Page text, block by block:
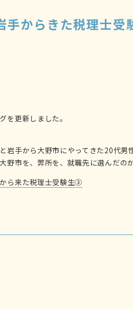
手からきた税理士受
を更新しました。
岩手から大野市にやってきた20代男
野市を、弊所を、就職先に選んだ
ら来た税理士受験生③